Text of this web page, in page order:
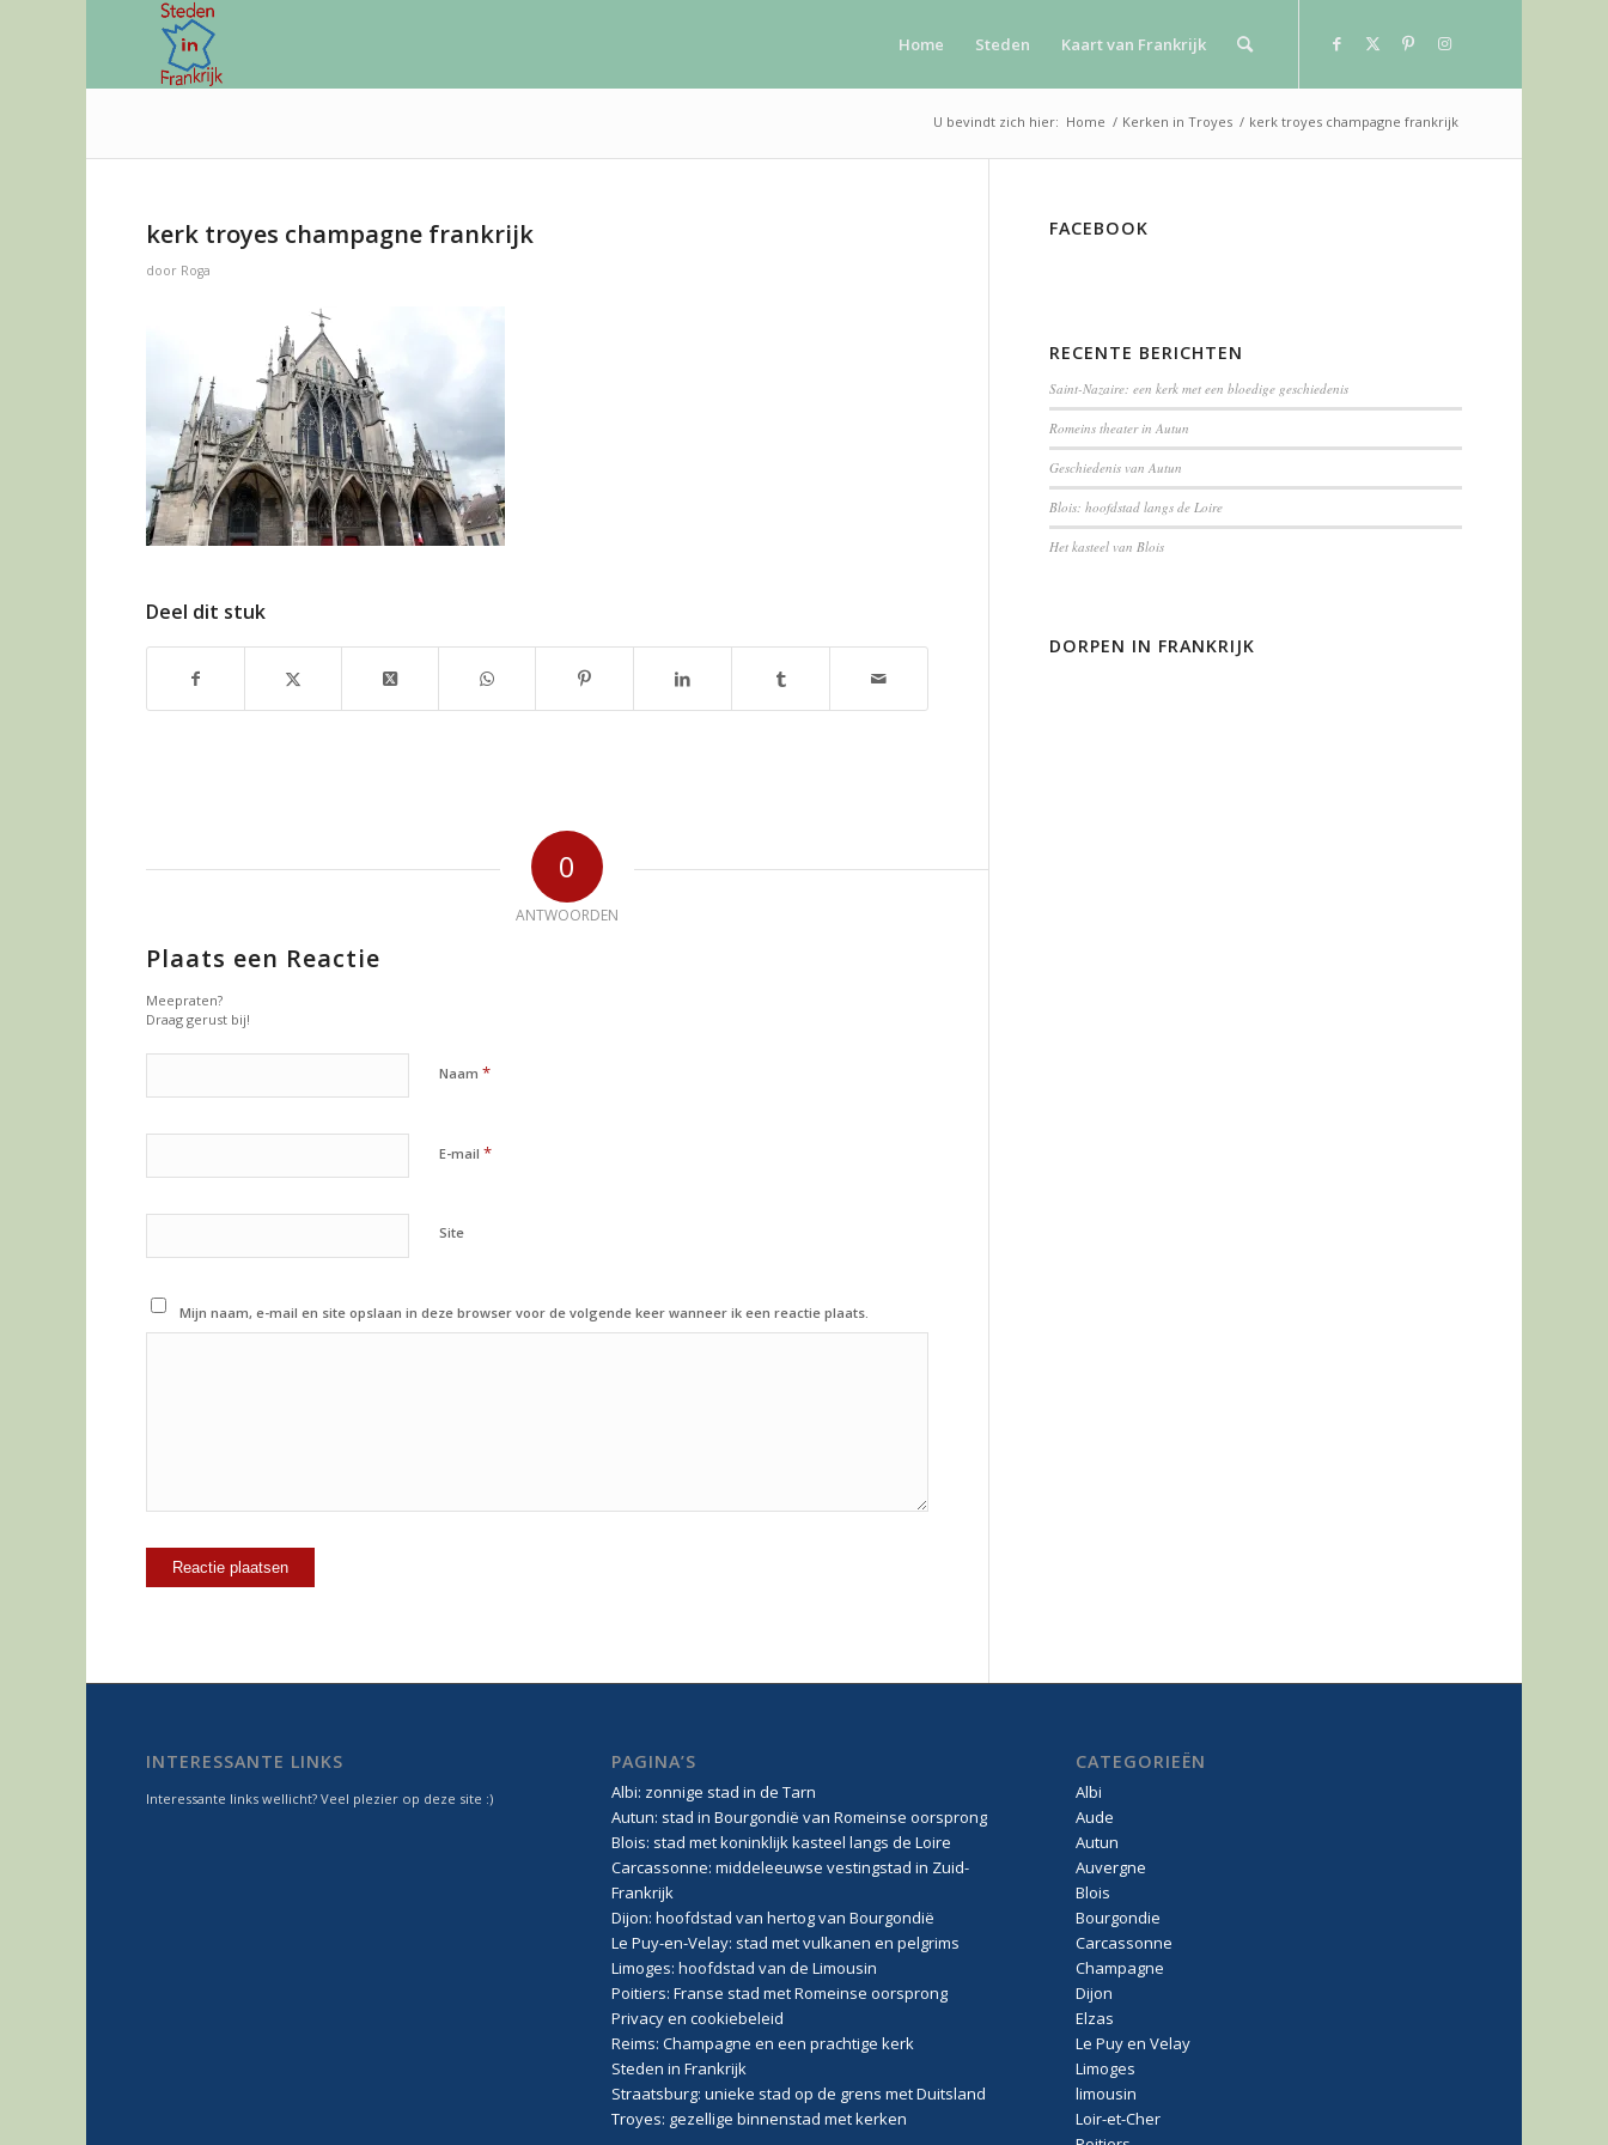
Home Steden Kaart van Frankrijk
U bevindt zich hier: Home / Kerken in Troyes / kerk troyes champagne frankrijk
kerk troyes champagne frankrijk
door Roga
Deel dit stuk
0
ANTWOORDEN
Plaats een Reactie
Meepraten?
Draag gerust bij!
Naam *
E-mail *
Site
Mijn naam, e-mail en site opslaan in deze browser voor de volgende keer wanneer ik een reactie plaats.
FACEBOOK
RECENTE BERICHTEN
Saint-Nazaire: een kerk met een bloedige geschiedenis
Romeins theater in Autun
Geschiedenis van Autun
Blois: hoofdstad langs de Loire
Het kasteel van Blois
DORPEN IN FRANKRIJK
INTERESSANTE LINKS
Interessante links wellicht? Veel plezier op deze site :)
PAGINA’S
Albi: zonnige stad in de Tarn
Autun: stad in Bourgondië van Romeinse oorsprong
Blois: stad met koninklijk kasteel langs de Loire
Carcassonne: middeleeuwse vestingstad in Zuid-
Frankrijk
Dijon: hoofdstad van hertog van Bourgondië
Le Puy-en-Velay: stad met vulkanen en pelgrims
Limoges: hoofdstad van de Limousin
Poitiers: Franse stad met Romeinse oorsprong
Privacy en cookiebeleid
Reims: Champagne en een prachtige kerk
Steden in Frankrijk
Straatsburg: unieke stad op de grens met Duitsland
Troyes: gezellige binnenstad met kerken
CATEGORIEËN
Albi
Aude
Autun
Auvergne
Blois
Bourgondie
Carcassonne
Champagne
Dijon
Elzas
Le Puy en Velay
Limoges
limousin
Loir-et-Cher